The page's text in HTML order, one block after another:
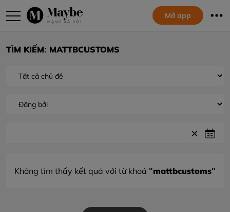
Mở app
TÌM KIẾM: MATTBCUSTOMS
Không tìm thấy kết quả với từ khoá "mattbcustoms"